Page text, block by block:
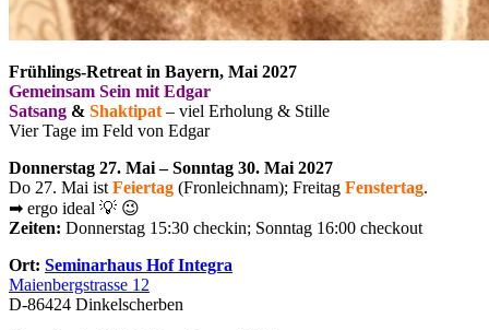
Frühlings-Retreat in Bayern, Mai 2027
Gemeinsam Sein mit Edgar
Satsang & Shaktipat – viel Erholung & Stille
Vier Tage im Feld von Edgar
Donnerstag 27. Mai – Sonntag 30. Mai 2027
Do 27. Mai ist Feiertag (Fronleichnam); Freitag Fenstertag.
➡ ergo ideal 💡 😉
Zeiten: Donnerstag 15:30 checkin; Sonntag 16:00 checkout
Ort: Seminarhaus Hof Integra
Maienbergstrasse 12
D-86424 Dinkelscherben